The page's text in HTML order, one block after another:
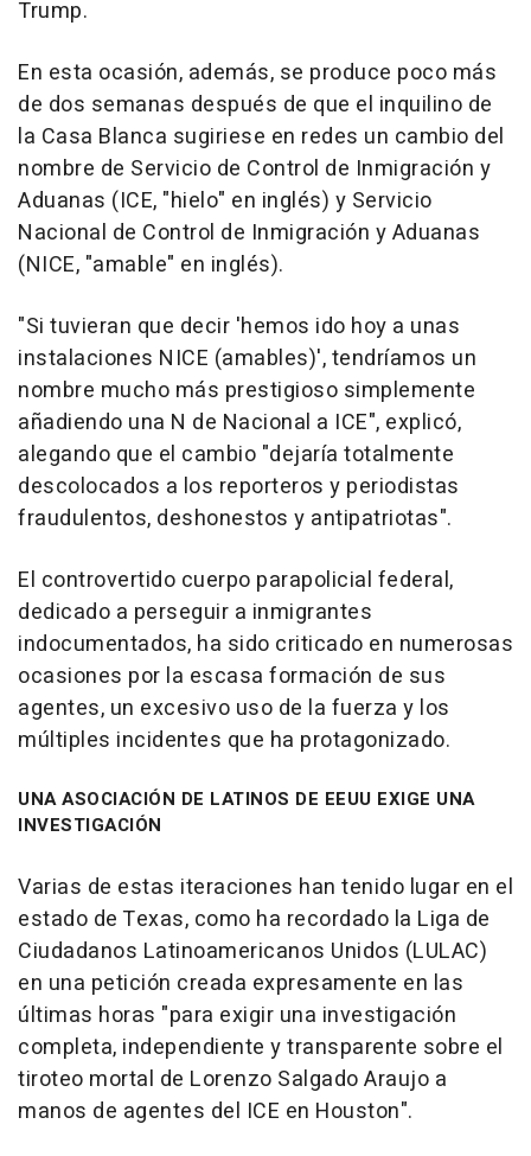
Trump.
En esta ocasión, además, se produce poco más
de dos semanas después de que el inquilino de
la Casa Blanca sugiriese en redes un cambio del
nombre de Servicio de Control de Inmigración y
Aduanas (ICE, "hielo" en inglés) y Servicio
Nacional de Control de Inmigración y Aduanas
(NICE, "amable" en inglés).
"Si tuvieran que decir 'hemos ido hoy a unas
instalaciones NICE (amables)', tendríamos un
nombre mucho más prestigioso simplemente
añadiendo una N de Nacional a ICE", explicó,
alegando que el cambio "dejaría totalmente
descolocados a los reporteros y periodistas
fraudulentos, deshonestos y antipatriotas".
El controvertido cuerpo parapolicial federal,
dedicado a perseguir a inmigrantes
indocumentados, ha sido criticado en numerosas
ocasiones por la escasa formación de sus
agentes, un excesivo uso de la fuerza y los
múltiples incidentes que ha protagonizado.
UNA ASOCIACIÓN DE LATINOS DE EEUU EXIGE UNA
INVESTIGACIÓN
Varias de estas iteraciones han tenido lugar en el
estado de Texas, como ha recordado la Liga de
Ciudadanos Latinoamericanos Unidos (LULAC)
en una petición creada expresamente en las
últimas horas "para exigir una investigación
completa, independiente y transparente sobre el
tiroteo mortal de Lorenzo Salgado Araujo a
manos de agentes del ICE en Houston".